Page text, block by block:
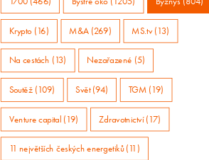
Krypto (16) M&A (269) MS.tv (13)
Na cestách (13) Nezařazené (5)
Soutěž (109) Svět (94) TGM (19)
Venture capital (19) Zdravotnictví (17)
11 největších českých energetiků (11)